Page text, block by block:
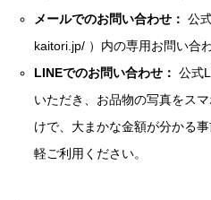
メールでのお問い合わせ： 公
kaitori.jp/ ）内の専用お問い合
LINEでのお問い合わせ： 公式
いただき、お品物の写真をス
けで、大まかな金額が分かる
軽ご利用ください。